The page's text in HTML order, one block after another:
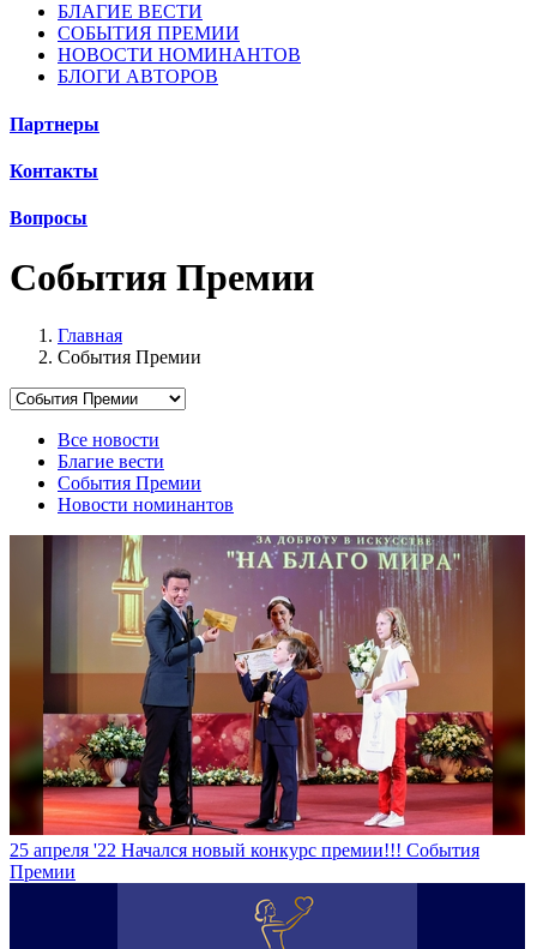
БЛАГИЕ ВЕСТИ
СОБЫТИЯ ПРЕМИИ
НОВОСТИ НОМИНАНТОВ
БЛОГИ АВТОРОВ
Партнеры
Контакты
Вопросы
События Премии
Главная
События Премии
Все новости
Благие вести
События Премии
Новости номинантов
25 апреля '22 Начался новый конкурс премии!!! События
Премии